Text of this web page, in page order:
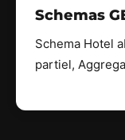
Schemas
Schema Hotel
partiel,